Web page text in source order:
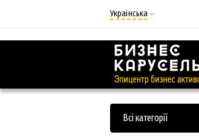
Українська
Русский
Українська
Всі категорії